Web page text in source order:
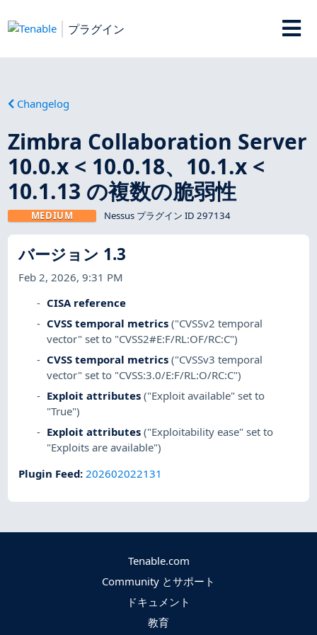
プラグイン
Changelog
Zimbra Collaboration Server
10.0.x < 10.0.18、10.1.x <
10.1.13 の複数の脆弱性
MEDIUM Nessus プラグイン ID 297134
バージョン 1.3
Feb 2, 2026, 9:31 PM
CISA reference
CVSS temporal metrics ("CVSSv2 temporal
vector" set to "CVSS2#E:F/RL:OF/RC:C")
CVSS temporal metrics ("CVSSv3 temporal
vector" set to "CVSS:3.0/E:F/RL:O/RC:C")
Exploit attributes ("Exploit available" set to
"True")
Exploit attributes ("Exploitability ease" set to
"Exploits are available")
Plugin Feed: 202602022131
Tenable.com
Community とサポート
ドキュメント
教育